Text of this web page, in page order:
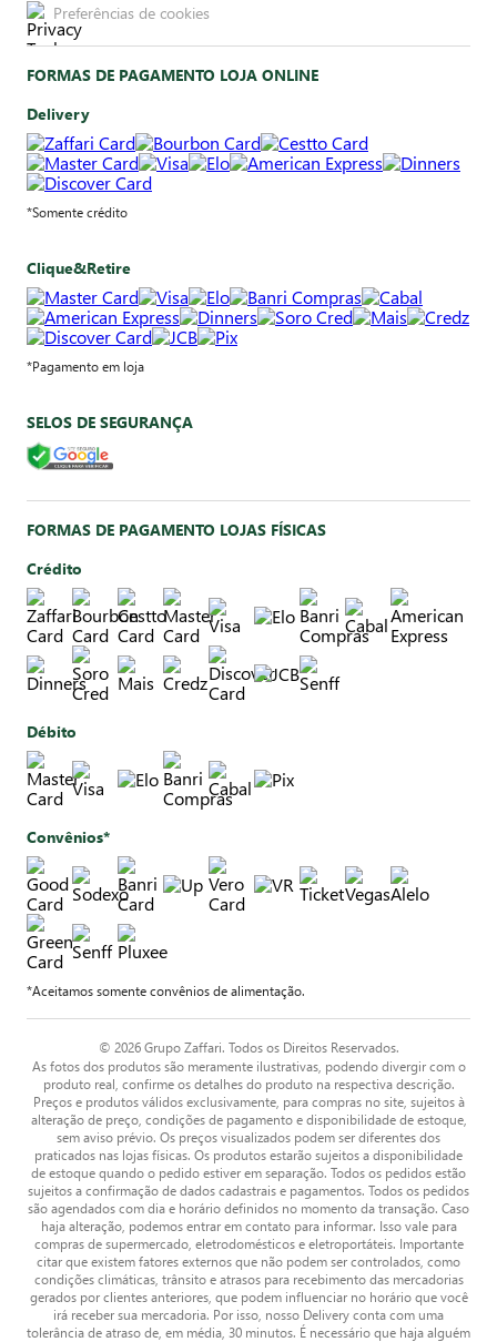
Preferências de cookies
FORMAS DE PAGAMENTO LOJA ONLINE
Delivery
*Somente crédito
Clique&Retire
*Pagamento em loja
SELOS DE SEGURANÇA
FORMAS DE PAGAMENTO LOJAS FÍSICAS
Crédito
Débito
Convênios*
*Aceitamos somente convênios de alimentação.
© 2026 Grupo Zaffari. Todos os Direitos Reservados.
As fotos dos produtos são meramente ilustrativas, podendo divergir com o
produto real, confirme os detalhes do produto na respectiva descrição.
Preços e produtos válidos exclusivamente, para compras no site, sujeitos à
alteração de preço, condições de pagamento e disponibilidade de estoque,
sem aviso prévio. Os preços visualizados podem ser diferentes dos
praticados nas lojas físicas. Os produtos estarão sujeitos a disponibilidade
de estoque quando o pedido estiver em separação. Todos os pedidos estão
sujeitos a confirmação de dados cadastrais e pagamentos. Todos os pedidos
são agendados com dia e horário definidos no momento da transação. Caso
haja alteração, podemos entrar em contato para informar. Isso vale para
compras de supermercado, eletrodomésticos e eletroportáteis. Importante
citar que existem fatores externos que não podem ser controlados, como
condições climáticas, trânsito e atrasos para recebimento das mercadorias
gerados por clientes anteriores, que podem influenciar no horário que você
irá receber sua mercadoria. Por isso, nosso Delivery conta com uma
tolerância de atraso de, em média, 30 minutos. É necessário que haja alguém